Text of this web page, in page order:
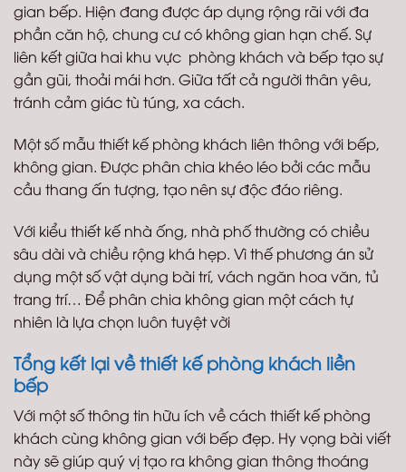
gian bếp. Hiện đang được áp dụng rộng rãi với đa
phần căn hộ, chung cư có không gian hạn chế. Sự
liên kết giữa hai khu vực phòng khách và bếp tạo sự
gần gũi, thoải mái hơn. Giữa tất cả người thân yêu,
tránh cảm giác tù túng, xa cách.
Một số mẫu thiết kế phòng khách liên thông với bếp,
không gian. Được phân chia khéo léo bởi các mẫu
cầu thang ấn tượng, tạo nên sự độc đáo riêng.
Với kiểu thiết kế nhà ống, nhà phố thường có chiều
sâu dài và chiều rộng khá hẹp. Vì thế phương án sử
dụng một số vật dụng bài trí, vách ngăn hoa văn, tủ
trang trí… Để phân chia không gian một cách tự
nhiên là lựa chọn luôn tuyệt vời
Tổng kết lại về thiết kế phòng khách liền
bếp
Với một số thông tin hữu ích về cách thiết kế phòng
khách cùng không gian với bếp đẹp. Hy vọng bài viết
này sẽ giúp quý vị tạo ra không gian thông thoáng